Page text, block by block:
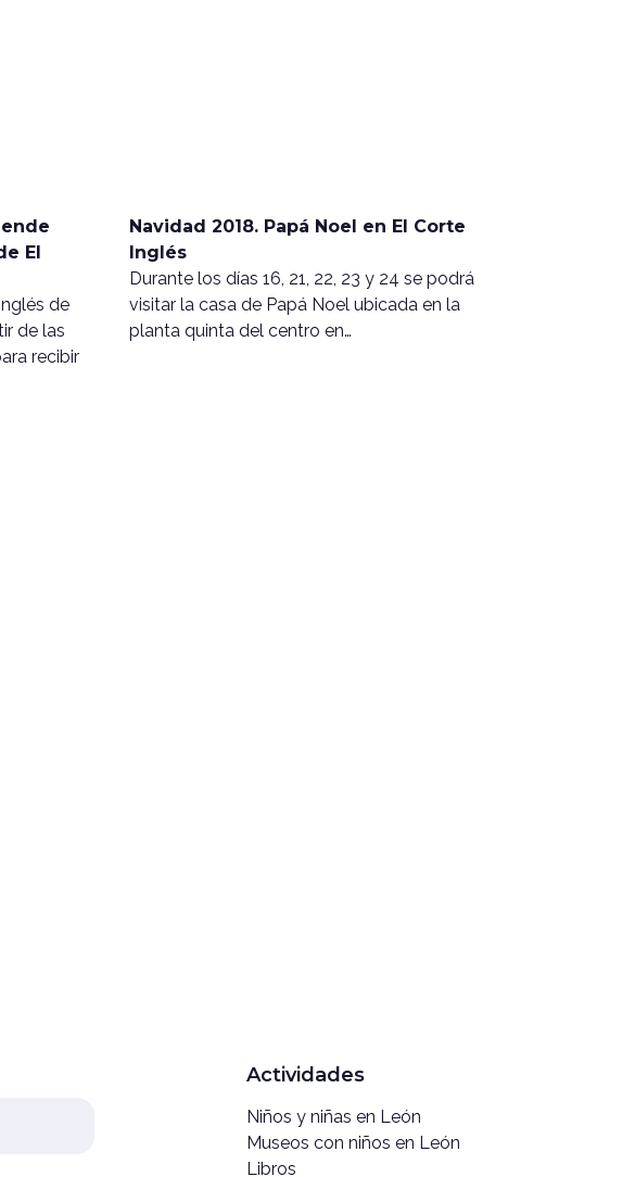
El
de
de las
recibir
Navidad 2018. Papá Noel en El Corte
Inglés
Durante los días 16, 21, 22, 23 y 24 se podrá
visitar la casa de Papá Noel ubicada en la
planta quinta del centro en…
Actividades
Niños y niñas en León
Museos con niños en León
Libros